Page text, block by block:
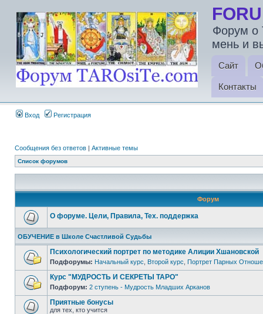
Форум о
мень и
Сайт
Контакты
Вход Регистрация
Сообщения без ответов | Активные темы
Список форумов
Форум
О форуме. Цели, Правила, Тех. поддержка
ОБУЧЕНИЕ в Школе Счастливой Судьбы
Психологический портрет по методике Алиции Хшановской
Подфорумы: Начальный курс Второй курс Портрет Парных
Курс "МУДРОСТЬ И СЕКРЕТЫ ТАРО"
Подфорум: 2 ступень - Мудрость Младших Арканов
Приятные бонусы
для тех, кто учится